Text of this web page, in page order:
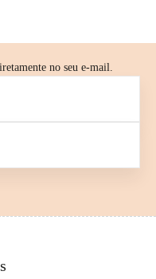
no seu e-mail.